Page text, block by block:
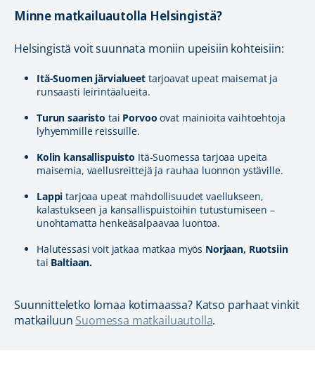
Minne matkailuautolla Helsingistä?
Helsingistä voit suunnata moniin upeisiin kohteisiin:
Itä-Suomen järvialueettarjoavat upeat maisemat ja
runsaasti leirintäalueita.
Turun saaristo tai Porvooovat mainioita vaihtoehtoja
lyhyemmille reissuille.
Kolin kansallispuisto Itä-Suomessa tarjoaa upeita
maisemia, vaellusreittejä ja rauhaa luonnon ystäville.
Lappitarjoaa upeat mahdollisuudet vaellukseen,
kalastukseen ja kansallispuistoihin tutustumiseen –
unohtamatta henkeäsalpaavaa luontoa.
Halutessasi voit jatkaa matkaa myös Norjaan, Ruotsiin
tai Baltiaan.
Suunnitteletko lomaa kotimaassa? Katso parhaat vinkit
matkailuun Suomessa matkailuautolla.